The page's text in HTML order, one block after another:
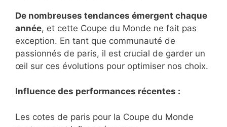
De nombreuses tendances émergent chaque
année, et cette Coupe du Monde ne fait pas
exception. En tant que communauté de
passionnés de paris, il est crucial de garder un
œil sur ces évolutions pour optimiser nos choix.
Influence des performances récentes :
Les cotes de paris pour la Coupe du Monde